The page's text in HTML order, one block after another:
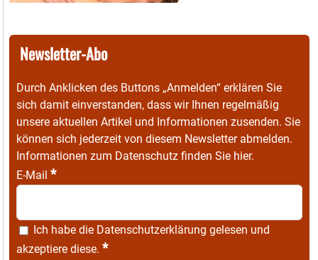
Newsletter-Abo
Durch Anklicken des Buttons „Anmelden“ erklären Sie
sich damit einverstanden, dass wir Ihnen regelmäßig
unsere aktuellen Artikel und Informationen zusenden. Sie
können sich jederzeit von diesem Newsletter abmelden.
Informationen zum Datenschutz finden Sie hier.
E-Mail *
Ich habe die Datenschutzerklärung gelesen und
akzeptiere diese. *